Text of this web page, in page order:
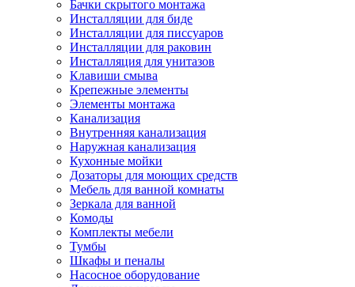
Бачки скрытого монтажа
Инсталляции для биде
Инсталляции для писсуаров
Инсталляции для раковин
Инсталляция для унитазов
Клавиши смыва
Крепежные элементы
Элементы монтажа
Канализация
Внутренняя канализация
Наружная канализация
Кухонные мойки
Дозаторы для моющих средств
Мебель для ванной комнаты
Зеркала для ванной
Комоды
Комплекты мебели
Тумбы
Шкафы и пеналы
Насосное оборудование